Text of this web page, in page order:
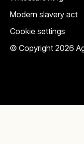
© Copyright 2026
Modern slavery act
Cookie settings